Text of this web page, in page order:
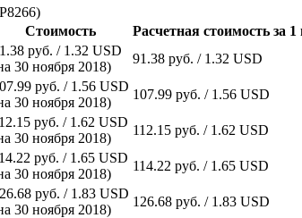
Стоимость
Расчетная стоимость за
руб. / 1.32 USD
30 ноября 2018)
91.38 руб. / 1.32 USD
руб. / 1.56 USD
30 ноября 2018)
107.99 руб. / 1.56 USD
руб. / 1.62 USD
30 ноября 2018)
112.15 руб. / 1.62 USD
руб. / 1.65 USD
30 ноября 2018)
114.22 руб. / 1.65 USD
руб. / 1.83 USD
30 ноября 2018)
126.68 руб. / 1.83 USD